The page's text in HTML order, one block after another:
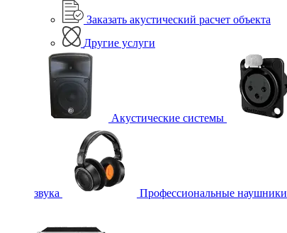
Заказать акустический расчет объекта
Другие услуги
Акустические системы
звука Профессиональные наушники